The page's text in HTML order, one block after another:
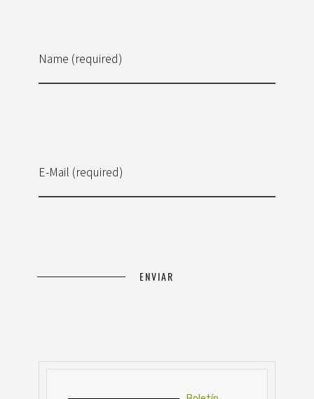
Name (required)
E-Mail (required)